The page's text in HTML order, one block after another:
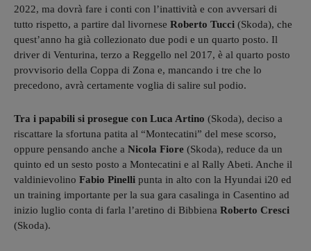
2022, ma dovrà fare i conti con l’inattività e con avversari di
tutto rispetto, a partire dal livornese Roberto Tucci (Skoda), che
quest’anno ha già collezionato due podi e un quarto posto. Il
driver di Venturina, terzo a Reggello nel 2017, è al quarto posto
provvisorio della Coppa di Zona e, mancando i tre che lo
precedono, avrà certamente voglia di salire sul podio.
Tra i papabili si prosegue con Luca Artino (Skoda), deciso a
riscattare la sfortuna patita al “Montecatini” del mese scorso,
oppure pensando anche a Nicola Fiore (Skoda), reduce da un
quinto ed un sesto posto a Montecatini e al Rally Abeti. Anche il
valdinievolino Fabio Pinelli punta in alto con la Hyundai i20 ed
un training importante per la sua gara casalinga in Casentino ad
inizio luglio conta di farla l’aretino di Bibbiena Roberto Cresci
(Skoda).